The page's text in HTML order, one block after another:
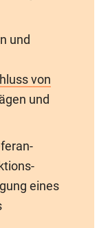
und
von
und
eines